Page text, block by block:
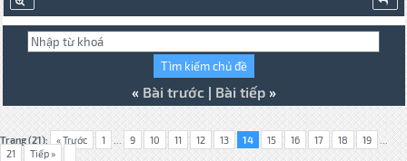
« Bài trước| Bài tiếp»
Trang (21): « Trước 1 ... 9 10 11 12 13 14 15 16 17 18 19
...
21
Tiếp »